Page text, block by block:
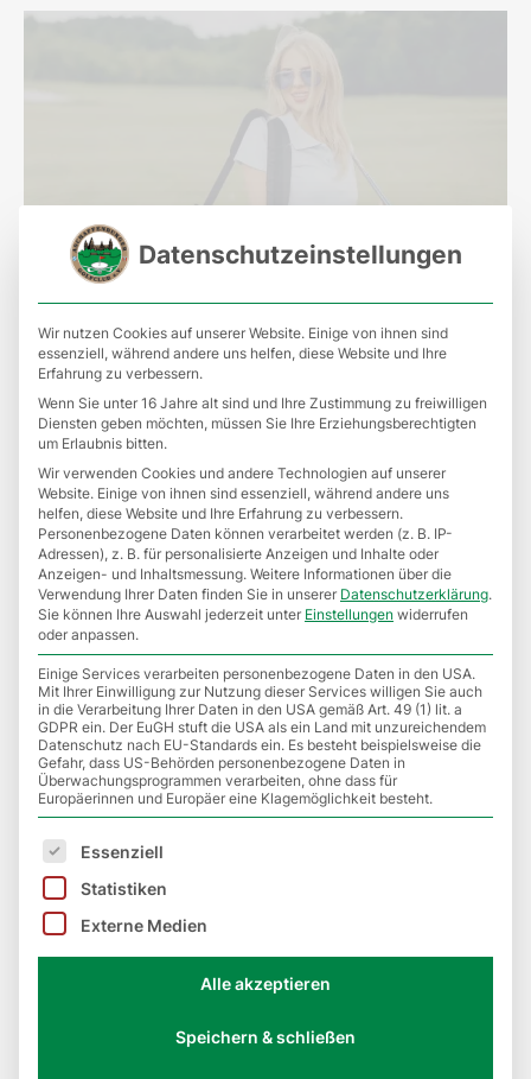
Probemitgliedschaft
Sie spielen schon Golf, haben ein Handicap
und sind vielleicht sogar bereits Mitglied in
einem anderen Club und möchten den
Aschaffenburger Golfclub gerne näher
kennenlernen?
Dann haben wir auch in diesem Fall genau das
Richtige für Sie:
Für nur€ 99im Monat können Sie
ein Jahr lang den Aschaffenburger
Golfclub für sich ganz persönlich
Datenschutzeinstellungen
Wir nutzen Cookies auf unserer Website. Einige von ihnen sind
essenziell, während andere uns helfen, diese Website und Ihre
Erfahrung zu verbessern.
Wenn Sie unter 16 Jahre alt sind und Ihre Zustimmung zu freiwilligen
Diensten geben möchten, müssen Sie Ihre Erziehungsberechtigten
um Erlaubnis bitten.
Wir verwenden Cookies und andere Technologien auf unserer
Website. Einige von ihnen sind essenziell, während andere uns
helfen, diese Website und Ihre Erfahrung zu verbessern.
Personenbezogene Daten können verarbeitet werden (z. B. IP-
Adressen), z. B. für personalisierte Anzeigen und Inhalte oder
Anzeigen- und Inhaltsmessung. Weitere Informationen über die
Verwendung Ihrer Daten finden Sie in unserer Datenschutzerklärung.
Sie können Ihre Auswahl jederzeit unter Einstellungen widerrufen
oder anpassen.
Einige Services verarbeiten personenbezogene Daten in den USA.
Mit Ihrer Einwilligung zur Nutzung dieser Services willigen Sie auch
in die Verarbeitung Ihrer Daten in den USA gemäß Art. 49 (1) lit. a
GDPR ein. Der EuGH stuft die USA als ein Land mit unzureichendem
Datenschutz nach EU-Standards ein. Es besteht beispielsweise die
Gefahr, dass US-Behörden personenbezogene Daten in
Überwachungsprogrammen verarbeiten, ohne dass für
Europäerinnen und Europäer eine Klagemöglichkeit besteht.
Es folgt eine Liste der Service-Gruppen, für die eine
Essenziell
Statistiken
Externe Medien
Alle akzeptieren
Speichern & schließen